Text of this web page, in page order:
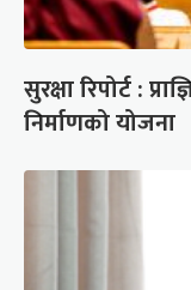
सुरक्षा रिपोर्ट :
निर्माणको योजना